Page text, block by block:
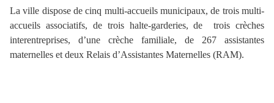
La ville dispose de cinq multi-accueils municipaux, de trois multi-
accueils associatifs, de trois halte-garderies, de trois crèches
interentreprises, d’une crèche familiale, de 267 assistantes
maternelles et deux Relais d’Assistantes Maternelles (RAM).